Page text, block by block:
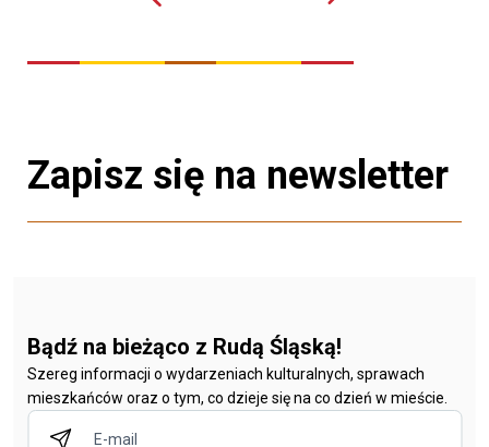
Zapisz się na newsletter
Bądź na bieżąco z Rudą Śląską!
Szereg informacji o wydarzeniach kulturalnych, sprawach
mieszkańców oraz o tym, co dzieje się na co dzień w mieście.